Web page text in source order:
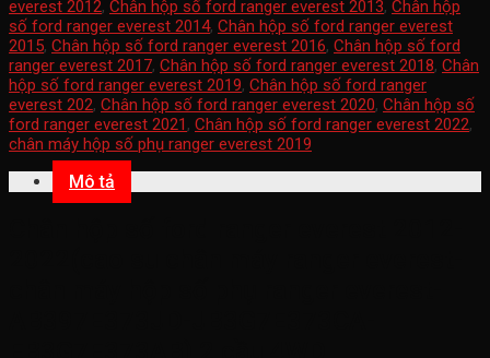
everest 2012, Chân hộp số ford ranger everest 2013, Chân hộp
số ford ranger everest 2014, Chân hộp số ford ranger everest
2015, Chân hộp số ford ranger everest 2016, Chân hộp số ford
ranger everest 2017, Chân hộp số ford ranger everest 2018, Chân
hộp số ford ranger everest 2019, Chân hộp số ford ranger
everest 202, Chân hộp số ford ranger everest 2020, Chân hộp số
ford ranger everest 2021 , Chân hộp số ford ranger everest 2022,
chân máy hộp số phụ ranger everest 2019
Mô tả